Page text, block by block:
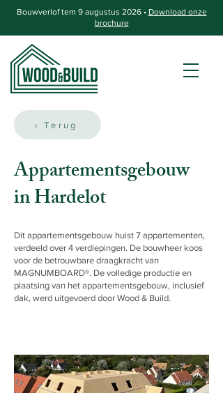
Bouwverlof tem 9 augustus 2026 • Download onze
brochure
‹ Terug
Appartementsgebouw
in Hardelot
Dit appartementsgebouw huist 7 appartementen,
verdeeld over 4 verdiepingen. De bouwheer koos
voor de betrouwbare draagkracht van
MAGNUMBOARD®. De volledige productie en
plaatsing van het appartementsgebouw, inclusief
dak, werd uitgevoerd door Wood & Build.